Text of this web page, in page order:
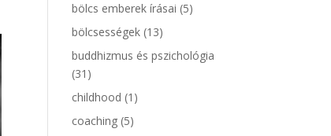
bölcs emberek írásai (5)
bölcsességek (13)
buddhizmus és pszichológia
(31)
childhood (1)
coaching (5)